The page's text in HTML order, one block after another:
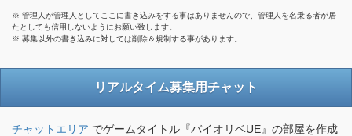
※ 管理人が管理人としてここに書き込みをする事はありませんので、管理人を名乗る者が居
たとしても信用しないようにお願い致します。
※ 募集以外の書き込みに対しては削除＆規制する事があります。
リアルタイム募集用チャット
チャットエリア でゲームタイトル『バイオリベUE』の部屋を作成